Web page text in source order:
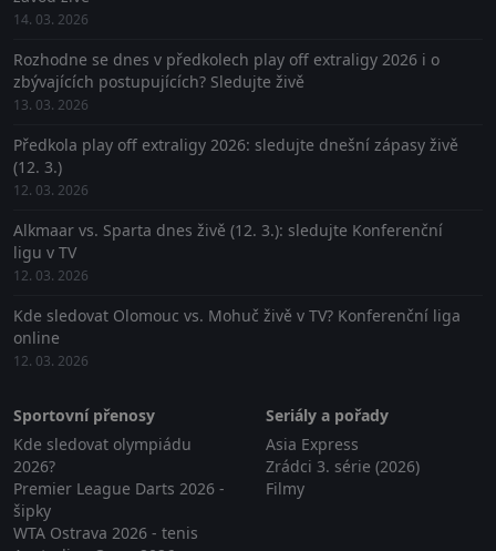
14. 03. 2026
Rozhodne se dnes v předkolech play off extraligy 2026 i o
zbývajících postupujících? Sledujte živě
13. 03. 2026
Předkola play off extraligy 2026: sledujte dnešní zápasy živě
(12. 3.)
12. 03. 2026
Alkmaar vs. Sparta dnes živě (12. 3.): sledujte Konferenční
ligu v TV
12. 03. 2026
Kde sledovat Olomouc vs. Mohuč živě v TV? Konferenční liga
online
12. 03. 2026
Sportovní přenosy
Kde sledovat olympiádu
2026?
Premier League Darts 2026 -
šipky
WTA Ostrava 2026 - tenis
Seriály a pořady
Asia Express
Zrádci 3. série (2026)
Filmy